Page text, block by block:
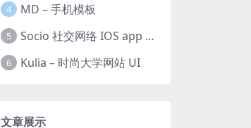
4 MD – 手机模板
5 Socio 社交网络 IOS app ui kit
6 Kulia – 时尚大学网站 UI
文章展示